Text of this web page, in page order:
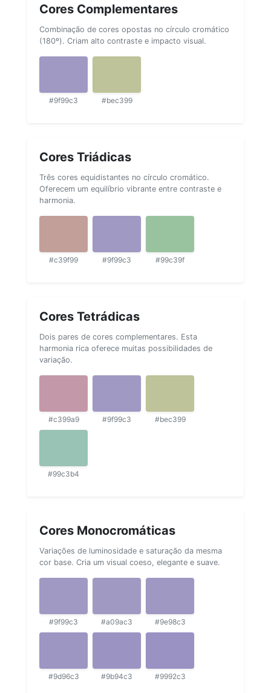
Cores Complementares
Combinação de cores opostas no círculo cromático
(180º). Criam alto contraste e impacto visual.
#9f99c3 #bec399
Cores Triádicas
Três cores equidistantes no círculo cromático.
Oferecem um equilíbrio vibrante entre contraste e
harmonia.
#c39f99 #9f99c3 #99c39f
Cores Tetrádicas
Dois pares de cores complementares. Esta
harmonia rica oferece muitas possibilidades de
variação.
#c399a9 #9f99c3 #bec399
#99c3b4
Cores Monocromáticas
Variações de luminosidade e saturação da mesma
cor base. Cria um visual coeso, elegante e suave.
#9f99c3 #a09ac3 #9e98c3
#9d96c3 #9b94c3 #9992c3